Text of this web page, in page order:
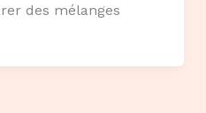
des mélanges